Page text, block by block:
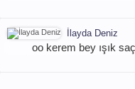
İlayda Deniz
oo kerem bey ışık